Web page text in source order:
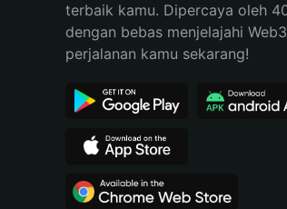
Español (Argentina)
terbaik kamu. Dipercaya oleh
dengan bebas menjelajahi
perjalanan kamu sekarang!